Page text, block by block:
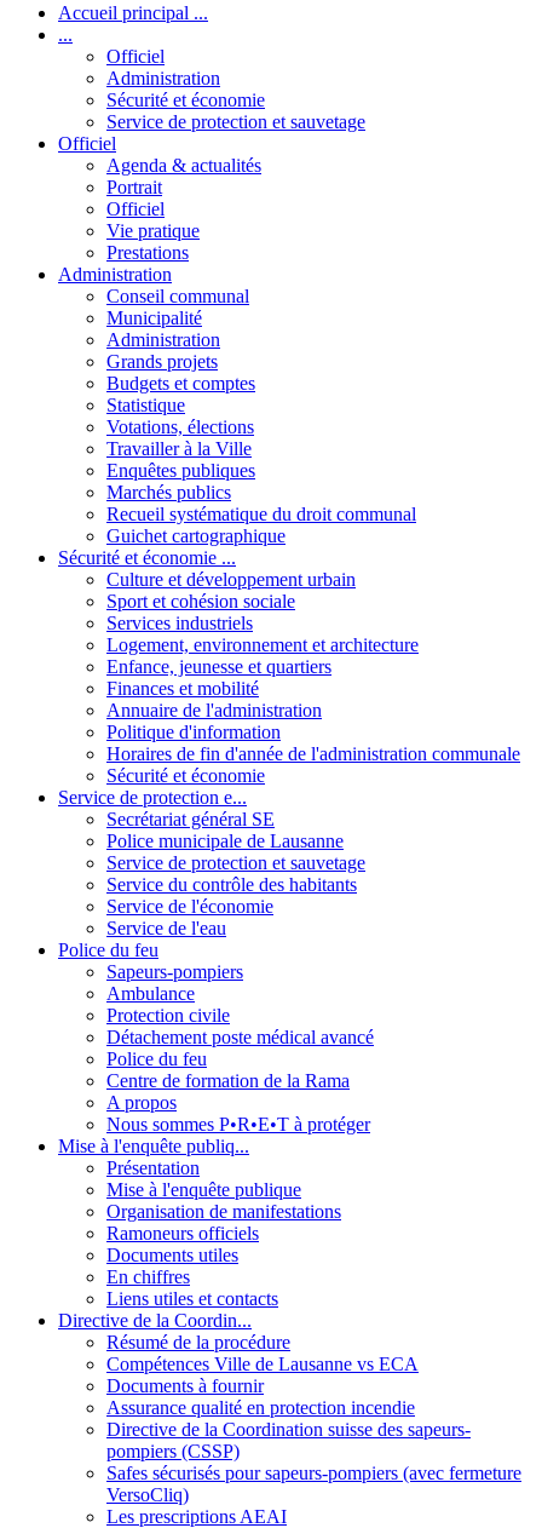
Accueil principal ...
...
Officiel
Administration
Sécurité et économie
Service de protection et sauvetage
Officiel
Agenda & actualités
Portrait
Officiel
Vie pratique
Prestations
Administration
Conseil communal
Municipalité
Administration
Grands projets
Budgets et comptes
Statistique
Votations, élections
Travailler à la Ville
Enquêtes publiques
Marchés publics
Recueil systématique du droit communal
Guichet cartographique
Sécurité et économie ...
Culture et développement urbain
Sport et cohésion sociale
Services industriels
Logement, environnement et architecture
Enfance, jeunesse et quartiers
Finances et mobilité
Annuaire de l'administration
Politique d'information
Horaires de fin d'année de l'administration communale
Sécurité et économie
Service de protection e...
Secrétariat général SE
Police municipale de Lausanne
Service de protection et sauvetage
Service du contrôle des habitants
Service de l'économie
Service de l'eau
Police du feu
Sapeurs-pompiers
Ambulance
Protection civile
Détachement poste médical avancé
Police du feu
Centre de formation de la Rama
A propos
Nous sommes P•R•E•T à protéger
Mise à l'enquête publiq...
Présentation
Mise à l'enquête publique
Organisation de manifestations
Ramoneurs officiels
Documents utiles
En chiffres
Liens utiles et contacts
Directive de la Coordin...
Résumé de la procédure
Compétences Ville de Lausanne vs ECA
Documents à fournir
Assurance qualité en protection incendie
Directive de la Coordination suisse des sapeurs-
pompiers (CSSP)
Safes sécurisés pour sapeurs-pompiers (avec fermeture
VersoCliq)
Les prescriptions AEAI